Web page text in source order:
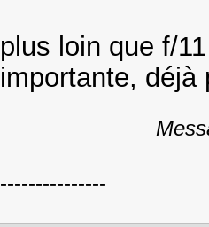
plus loin que f/
importante, déjà
---------------